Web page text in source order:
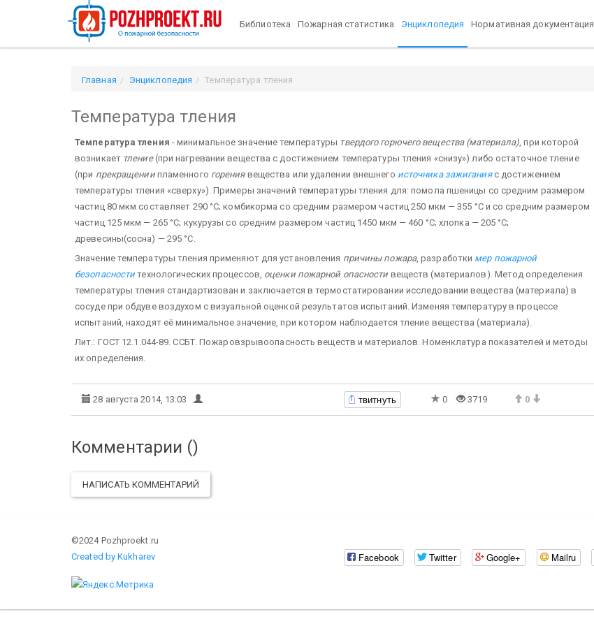
Библиотека Пожарная статистика Энциклопедия Нормативная документация
Главная Энциклопедия Температура тления
Температура тления
Температура тления - минимальное значение температуры твердого горючего вещества (материала) , при которой
возникает тление(при нагревании вещества с достижением температуры тления «снизу») либо остаточное тление
(при прекращениипламенного горениявещества или удалении внешнего источника зажиганияс достижением
температуры тления «сверху»). Примеры значений температуры тления для: помола пшеницы со средним размером
частиц 80 мкм составляет 290 °С; комбикорма со средним размером частиц 250 мкм — 355 °С и со средним размером
частиц 125 мкм — 265 °С; кукурузы со средним размером частиц 1450 мкм — 460 °С; хлопка — 205 °С;
древесины(сосна) — 295 °С.
Значение температуры тления применяют для установления причины пожара, разработки мер пожарной
безопасноститехнологических процессов, оценки пожарной опасности веществ (материалов). Метод определения
температуры тления стандартизован и заключается в термостатировании исследовании вещества (материала) в
сосуде при обдуве воздухом с визуальной оценкой результатов испытаний. Изменяя температуру в процессе
испытаний, находят её минимальное значение, при котором наблюдается тление вещества (материала).
Лит.: ГОСТ 12.1.044-89. ССБТ. Пожаровзрывоопасность веществ и материалов. Номенклатура показателей и методы
их определения.
28 августа 2014, 13:03 твитнуть 0 3719 0
Комментарии ()
НАПИСАТЬ КОММЕНТАРИЙ
©2024 Pozhproekt.ru
Created by Kukharev
Facebook Twitter Google+ Mailru